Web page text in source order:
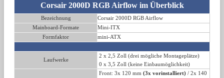
Corsair 2000D RGB Airflow im Überblick
Bezeichnung
Corsair 2000D RGB Airflow
Mainboard-Formate
Mini-ITX
Formfaktor
mini-ATX
Laufwerke
2 x 2,5 Zoll (drei mögliche Montageplätze)
0 x 3,5 Zoll (keine Einbaumöglichkeit)
Front: 3x 120 mm (3x vorinstalliert) / 2x 140